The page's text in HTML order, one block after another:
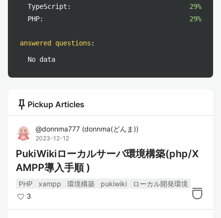
TypeScript:
29%
PHP:
29%
answered questions :
No data
push_pin Pickup Articles
@donnma777 (donnma(どんま))
2023-12-12
PukiWikiローカルサーバ環境構築(php/X
AMPP導入手順 )
PHP xampp 環境構築 pukiwiki
ローカル開発環境
3